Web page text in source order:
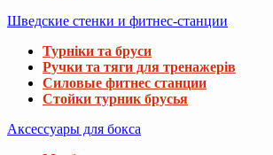
Шведские стенки и фитнес-станции
Турніки та бруси
Ручки та тяги для тренажерів
Силовые фитнес станции
Стойки турник брусья
Аксессуары для бокса